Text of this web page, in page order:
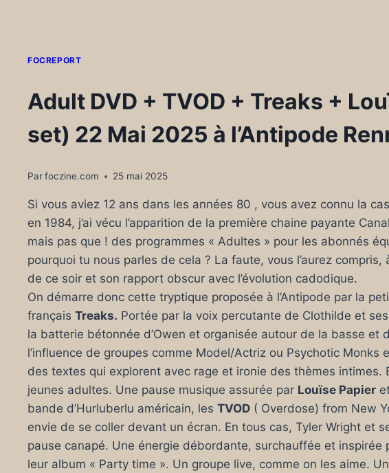
FOCREPORT
Adult DVD + TVOD + Treaks +
set) 22 Mai 2025 à l’Antipode
Parfoczine.com 25 mai 2025
Si vous aviez 12 ans dans les années 80 , vous avez connu la
en 1984, j’ai vécu l’apparition de la première chaine payante
mais pas que ! des programmes « Adultes » pour les abonnés
pourquoi tu nous parles de cela ? La faute, vous l’aurez
de ce soir et son rapport obscur avec l’évolution cadodique.
On démarre donc cette tryptique proposée à l’Antipode par la
français Treaks. Portée par la voix percutante de Clothilde et
la batterie bétonnée d’Owen et organisée autour de la basse et
l’influence de groupes comme Model/Actriz ou Psychotic Monks
des textes qui explorent avec rage et ironie des thèmes intimes.
jeunes adultes. Une pause musique assurée par Louïse Papier
bande d’Hurluberlu américain, les TVOD ( Overdose) from New
envie de se coller devant un écran. En tous cas, Tyler Wright et
pause canapé. Une énergie débordante, surchauffée et
leur album « Party time ». Un groupe live, comme on les aime.